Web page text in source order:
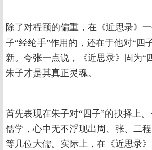
除了对程颐的偏重，在《近思录》
子“经纶手”作用的，还在于他对“四
新。夸张一点说，《近思录》固为“
朱子才是其真正灵魂。
首先表现在朱子对“四子”的抉择上
儒学，心中无不浮现出周、张、二程
等几位大儒。实际上，在《近思录